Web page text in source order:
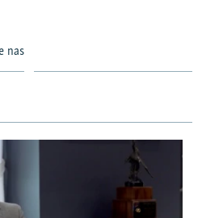
nas